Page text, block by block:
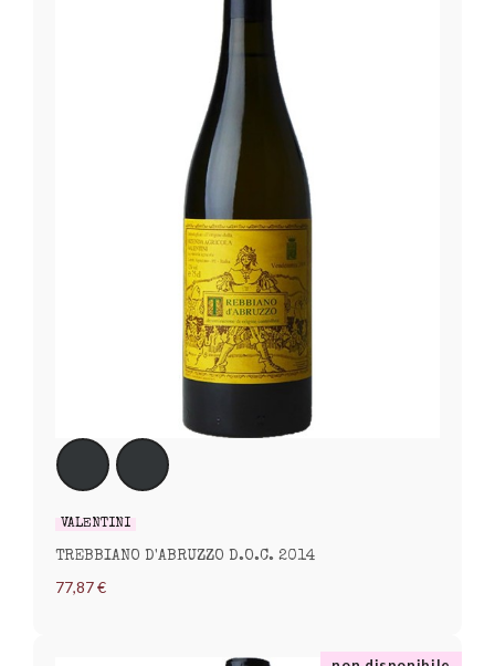
VALENTINI
TREBBIANO D'ABRUZZO D.O.C. 2014
77,87 €